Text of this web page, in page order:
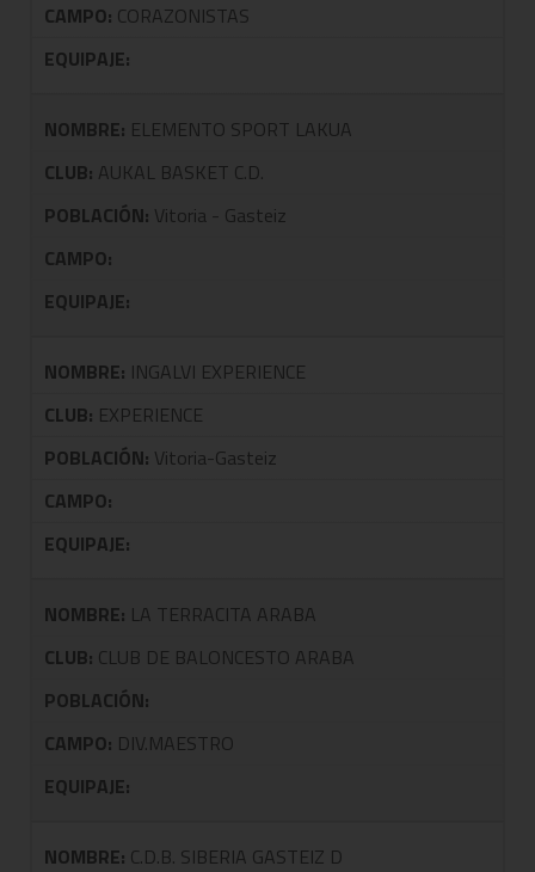
CAMPO: CORAZONISTAS
EQUIPAJE:
NOMBRE: ELEMENTO SPORT LAKUA
CLUB: AUKAL BASKET C.D.
POBLACIÓN: Vitoria - Gasteiz
CAMPO:
EQUIPAJE:
NOMBRE: INGALVI EXPERIENCE
CLUB: EXPERIENCE
POBLACIÓN: Vitoria-Gasteiz
CAMPO:
EQUIPAJE:
NOMBRE: LA TERRACITA ARABA
CLUB: CLUB DE BALONCESTO ARABA
POBLACIÓN:
CAMPO: DIV.MAESTRO
EQUIPAJE:
NOMBRE: C.D.B. SIBERIA GASTEIZ D